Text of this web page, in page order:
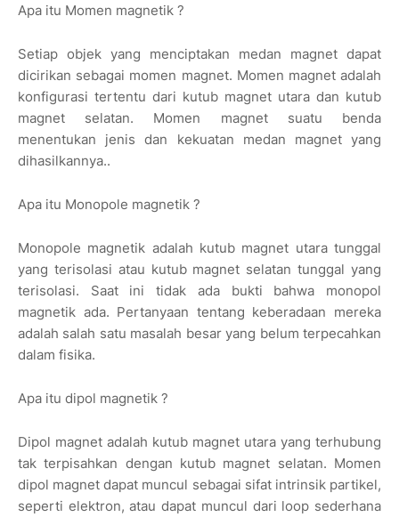
Apa itu Momen magnetik ?
Setiap objek yang menciptakan medan magnet dapat
dicirikan sebagai momen magnet. Momen magnet adalah
konfigurasi tertentu dari kutub magnet utara dan kutub
magnet selatan. Momen magnet suatu benda
menentukan jenis dan kekuatan medan magnet yang
dihasilkannya..
Apa itu Monopole magnetik ?
Monopole magnetik adalah kutub magnet utara tunggal
yang terisolasi atau kutub magnet selatan tunggal yang
terisolasi. Saat ini tidak ada bukti bahwa monopol
magnetik ada. Pertanyaan tentang keberadaan mereka
adalah salah satu masalah besar yang belum terpecahkan
dalam fisika.
Apa itu dipol magnetik ?
Dipol magnet adalah kutub magnet utara yang terhubung
tak terpisahkan dengan kutub magnet selatan. Momen
dipol magnet dapat muncul sebagai sifat intrinsik partikel,
seperti elektron, atau dapat muncul dari loop sederhana